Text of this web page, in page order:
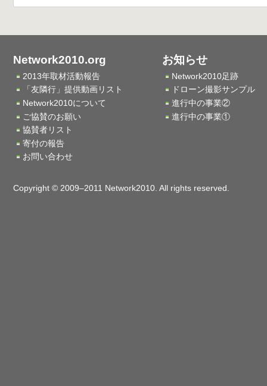
Network2010.org
2013年取材活動報告
「友隣行」提供動画リスト
Network2010について
ご協賛のお願い
協賛者リスト
寄付の報告
お問い合わせ
お知らせ
Network2010足跡
ドローン撮影サンプル
進行中の事業②
進行中の事業①
Copyright © 2009–2011 Network2010. All rights reserved.